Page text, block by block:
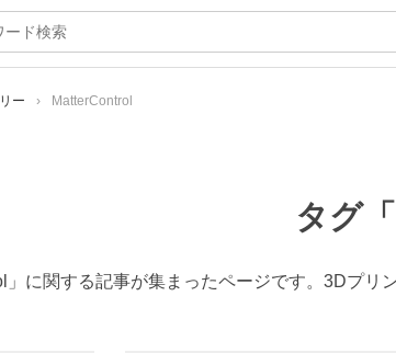
ー MatterControl
タグ
」に関する記事が集まったページです。3Dプ